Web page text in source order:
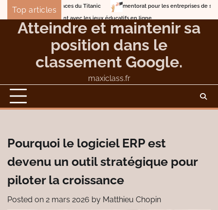
Skip
content
Top articles
les traces du Titanic
mentorat pour les entreprises de services
avec les jeux éducatifs en ligne
Atteindre et maintenir sa
position dans le
classement Google.
maxiclass.fr
Pourquoi le logiciel ERP est
devenu un outil stratégique pour
piloter la croissance
Posted on 2 mars 2026 by Matthieu Chopin